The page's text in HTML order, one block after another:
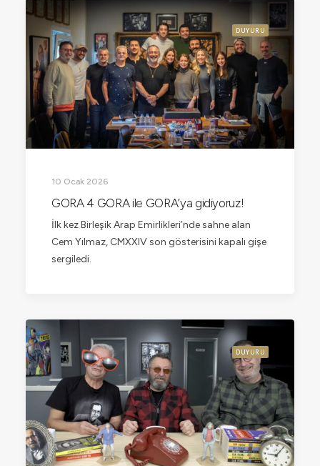
DUYURU
10 Ocak 2026
GORA 4 GORA ile GORA’ya gidiyoruz!
İlk kez Birleşik Arap Emirlikleri’nde sahne alan
Cem Yılmaz, CMXXIV son gösterisini kapalı gişe
sergiledi.
DUYURU